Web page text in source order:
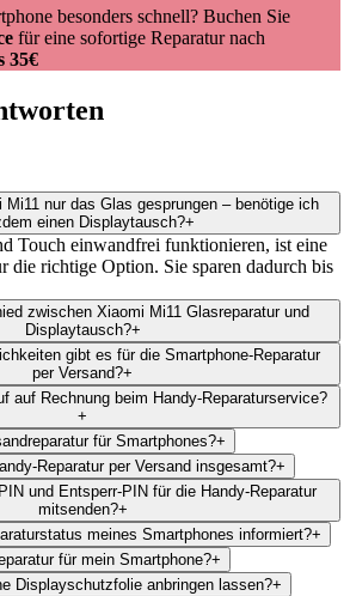
besonders schnell? Buchen Sie
für eine sofortige Reparatur nach
35€
Mi11 nur das Glas gesprungen – benötige ich
einen Displaytausch?+
Touch einwandfrei funktionieren, ist eine
die richtige Option. Sie sparen dadurch bis
zwischen Xiaomi Mi11 Glasreparatur und
Displaytausch?+
gibt es für die Smartphone-Reparatur
per Versand?+
auf Rechnung beim Handy-Reparaturservice?
+
für Smartphones?+
Reparatur per Versand insgesamt?+
und Entsperr-PIN für die Handy-Reparatur
mitsenden?+
meines Smartphones informiert?+
für mein Smartphone?+
Displayschutzfolie anbringen lassen?+